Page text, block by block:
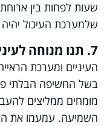
שעות לפחות בין
שלמערכת העיכול יהיה
7. תנו מנוחה לעיניים ועברו לחוש השמיעה
העיניים ומערכת
בשל החשיפה הבלתי
מומחים ממליצים
השמיעה. עמעמו את